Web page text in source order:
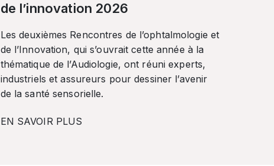
de l’innovation 2026
Les deuxièmes Rencontres de l’ophtalmologie et
de l’Innovation, qui s’ouvrait cette année à la
thématique de l’Audiologie, ont réuni experts,
industriels et assureurs pour dessiner l’avenir
de la santé sensorielle.
EN SAVOIR PLUS